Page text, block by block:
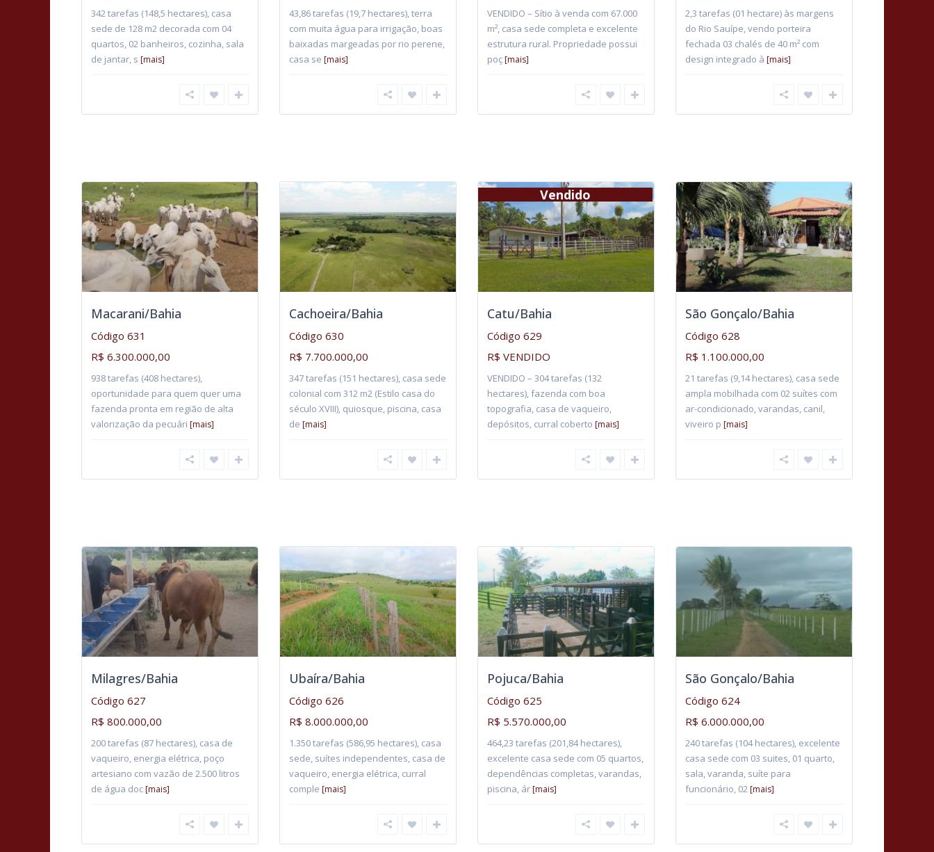
342 tarefas (148,5 hectares), casa
sede de 128 m2 decorada com 04
quartos, 02 banheiros, cozinha, sala
de jantar, s [mais]
43,86 tarefas (19,7 hectares), terra
com muita água para irrigação, boas
baixadas margeadas por rio perene,
casa se [mais]
VENDIDO – Sítio à venda com 67.000
m², casa sede completa e excelente
estrutura rural. Propriedade possui
poç [mais]
2,3 tarefas (01 hectare) às margens
do Rio Sauípe, vendo porteira
fechada 03 chalés de 40 m² com
design integrado à [mais]
Macarani/Bahia
Código 631
R$ 6.300.000,00
938 tarefas (408 hectares),
oportunidade para quem quer uma
fazenda pronta em região de alta
valorização da pecuári [mais]
Cachoeira/Bahia
Código 630
R$ 7.700.000,00
347 tarefas (151 hectares), casa sede
colonial com 312 m2 (Estilo casa do
século XVIII), quiosque, piscina, casa
de [mais]
Vendido
Catu/Bahia
Código 629
R$ VENDIDO
VENDIDO – 304 tarefas (132
hectares), fazenda com boa
topografia, casa de vaqueiro,
depósitos, curral coberto [mais]
São Gonçalo/Bahia
Código 628
R$ 1.100.000,00
21 tarefas (9,14 hectares), casa sede
ampla mobilhada com 02 suítes com
ar-condicionado, varandas, canil,
viveiro p [mais]
Milagres/Bahia
Código 627
R$ 800.000,00
200 tarefas (87 hectares), casa de
vaqueiro, energia elétrica, poço
artesiano com vazão de 2.500 litros
de água doc [mais]
Ubaíra/Bahia
Código 626
R$ 8.000.000,00
1.350 tarefas (586,95 hectares), casa
sede, suítes independentes, casa de
vaqueiro, energia elétrica, curral
comple [mais]
Pojuca/Bahia
Código 625
R$ 5.570.000,00
464,23 tarefas (201,84 hectares),
excelente casa sede com 05 quartos,
dependências completas, varandas,
piscina, ár [mais]
São Gonçalo/Bahia
Código 624
R$ 6.000.000,00
240 tarefas (104 hectares), excelente
casa sede com 03 suites, 01 quarto,
sala, varanda, suíte para
funcionário, 02 [mais]